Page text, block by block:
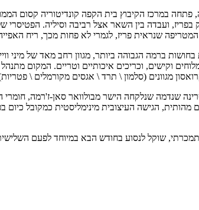
פתחה במרכז הקיבוץ בית הקפה קונדיטוריה קסום
ועבדה בין השאר אצל רביבה וסיליה.
שנראית פריז, לגמרי לא פחות מכך, ריח
בחושות ברמה הגבוהה ביותר, מגוון רחב מאד של מיני
מלוחים וקישים, וכריכים איכותיים וטריים. המקום
מגוונים (סלמון \ תרד \ אגסים מקורמלים \
שנדמה שנלקחה הישר מבולוואר סאן-ז'רמה,
הגישה העיצובית מינימליסטית כמקובל כיום
שוקל לנסוע בחודש הבא במיוחד לפעם